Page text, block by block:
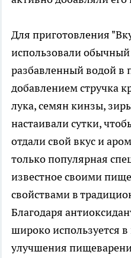
Для приготовления
использовали обычный
разбавленный водой в
добавлением стручка
лука, семян кинзы,
настаивали сутки,
отдали свой вкус и
только популярная
известное своими
свойствами в
Благодаря
широко используется
улучшения